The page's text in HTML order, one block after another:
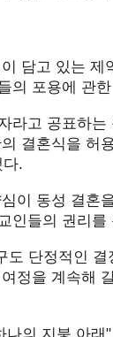
담고 있는
의 포용에 관
라고 공표하
결혼식을 허
다.
이 동성 결혼
인들의 권리
도 단정적인
정을 계속해
나의 지붕 아